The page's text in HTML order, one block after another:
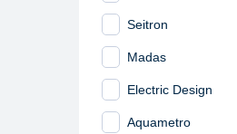
Seitron
Madas
Electric Design
Aquametro